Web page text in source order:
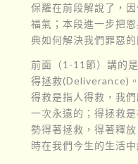
保羅在前段解說了，
福氣；本段進一步把
典如何解決我們罪惡的
前面（1-11節）講的
得拯救(Deliverance)。
得救是指人得救，我
一次永遠的；得拯救
勢得著拯救，得著釋
時在我們今生的生活中